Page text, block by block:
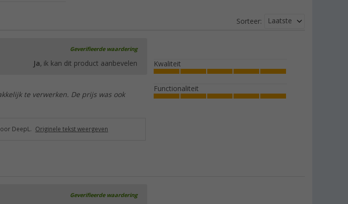
Sorteer: Laatste
Geverifieerde waardering
Ja, ik kan dit product aanbevelen
te verwerken. De prijs was ook
Kwaliteit
Functionaliteit
DeepL. Originele tekst weergeven
Geverifieerde waardering